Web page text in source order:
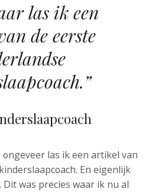
las ik een
de eerste
las ik een artikel van
En eigenlijk
was precies waar ik nu al